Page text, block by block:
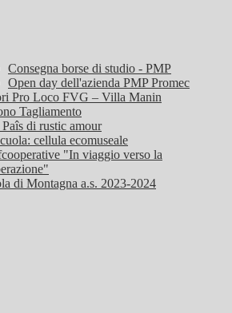
Consegna borse di studio - PMP
Open day dell'azienda PMP Promec
Pro Loco FVG – Villa Manin
Tagliamento
di rustic amour
cellula ecomuseale
"In viaggio verso la
di Montagna a.s. 2023-2024